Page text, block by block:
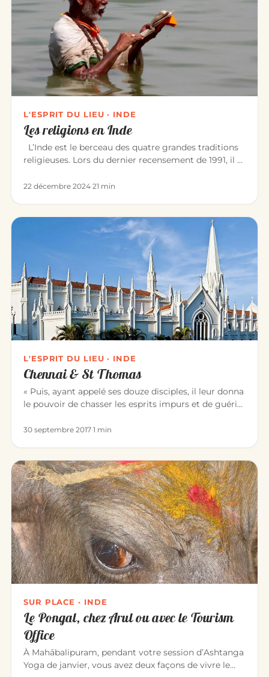
L'ESPRIT DU LIEU · INDE
Les religions en Inde
L’Inde est le berceau des quatre grandes traditions
religieuses. Lors du dernier recensement de 1991, il y
22 décembre 2024·21 min
L'ESPRIT DU LIEU · INDE
Chennai & St Thomas
« Puis, ayant appelé ses douze disciples, il leur donna
le pouvoir de chasser les esprits impurs et de guérir
30 septembre 2017·1 min
SUR PLACE · INDE
Le Pongal, chez Arul ou avec le Tourism
Office
À Mahābalipuram, pendant votre session d’Ashtanga
Yoga de janvier, vous avez deux façons de vivre le